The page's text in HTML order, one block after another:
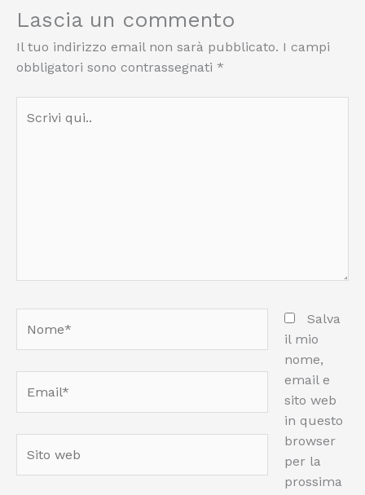
Lascia un commento
Il tuo indirizzo email non sarà pubblicato. I campi
obbligatori sono contrassegnati *
qui..
web
Salva
il mio
nome,
email e
sito web
in questo
browser
per la
prossima